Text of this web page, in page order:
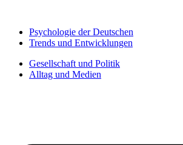
Psychologie der Deutschen
Trends und Entwicklungen
Gesellschaft und Politik
Alltag und Medien